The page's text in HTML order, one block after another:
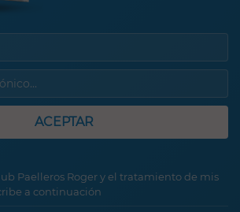
ACEPTAR
Paelleros Roger y el tratamiento de mis
a continuación